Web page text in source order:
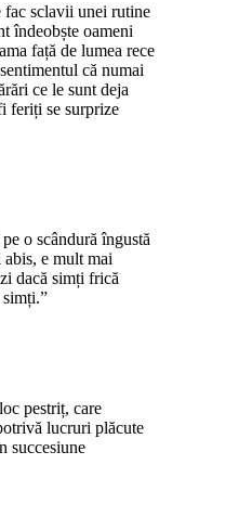
sclavii unei rutine
îndeobște oameni
față de lumea rece
că numai
ce le sunt deja
feriți se surprize
o scândură îngustă
abis, e mult mai
dacă simți frică
simți.”
pestriț, care
lucruri plăcute
succesiune